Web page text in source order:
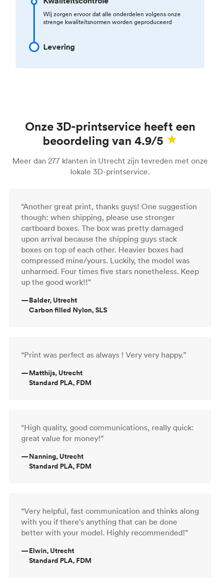
Wij zorgen ervoor dat alle onderdelen volgens onze
strenge kwaliteitsnormen worden geproduceerd
Levering
Onze 3D-printservice heeft een
beoordeling van 4.9/5
Meer dan 277 klanten in Utrecht zijn tevreden met onze
lokale 3D-printservice.
“Another great print, thanks guys! One suggestion
though: when shipping, please use stronger
cartboard boxes. The box was pretty damaged
upon arrival because the shipping guys stack
boxes on top of each other. Heavier boxes had
compressed mine/yours. Luckily, the model was
unharmed. Four times five stars nonetheless. Keep
up the good work!!”
—Balder, Utrecht
Carbon filled Nylon, SLS
“Print was perfect as always ! Very very happy.”
—Matthijs, Utrecht
Standard PLA, FDM
“High quality, good communications, really quick:
great value for money!”
—Nanning, Utrecht
Standard PLA, FDM
“Very helpful, fast communication and thinks along
with you if there's anything that can be done
better with your model. Highly recommended!”
—Elwin, Utrecht
Standard PLA, FDM